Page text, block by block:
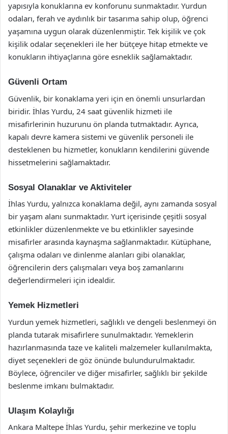
yapısıyla konuklarına ev konforunu sunmaktadır. Yurdun
odaları, ferah ve aydınlık bir tasarıma sahip olup, öğrenci
yaşamına uygun olarak düzenlenmiştir. Tek kişilik ve çok
kişilik odalar seçenekleri ile her bütçeye hitap etmekte ve
konukların ihtiyaçlarına göre esneklik sağlamaktadır.
Güvenli Ortam
Güvenlik, bir konaklama yeri için en önemli unsurlardan
biridir. İhlas Yurdu, 24 saat güvenlik hizmeti ile
misafirlerinin huzurunu ön planda tutmaktadır. Ayrıca,
kapalı devre kamera sistemi ve güvenlik personeli ile
desteklenen bu hizmetler, konukların kendilerini güvende
hissetmelerini sağlamaktadır.
Sosyal Olanaklar ve Aktiviteler
İhlas Yurdu, yalnızca konaklama değil, aynı zamanda sosyal
bir yaşam alanı sunmaktadır. Yurt içerisinde çeşitli sosyal
etkinlikler düzenlenmekte ve bu etkinlikler sayesinde
misafirler arasında kaynaşma sağlanmaktadır. Kütüphane,
çalışma odaları ve dinlenme alanları gibi olanaklar,
öğrencilerin ders çalışmaları veya boş zamanlarını
değerlendirmeleri için idealdir.
Yemek Hizmetleri
Yurdun yemek hizmetleri, sağlıklı ve dengeli beslenmeyi ön
planda tutarak misafirlere sunulmaktadır. Yemeklerin
hazırlanmasında taze ve kaliteli malzemeler kullanılmakta,
diyet seçenekleri de göz önünde bulundurulmaktadır.
Böylece, öğrenciler ve diğer misafirler, sağlıklı bir şekilde
beslenme imkanı bulmaktadır.
Ulaşım Kolaylığı
Ankara Maltepe İhlas Yurdu, şehir merkezine ve toplu